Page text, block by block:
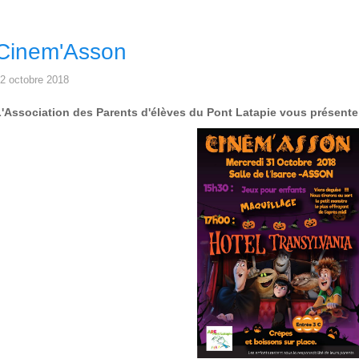
octobre 2018
des Parents d'élèves du Pont Latapie vous